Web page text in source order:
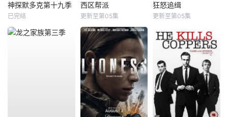
神探默多克第十九季
已完结
西区帮派
更新至第05集
狂怒追缉
更新至第05集